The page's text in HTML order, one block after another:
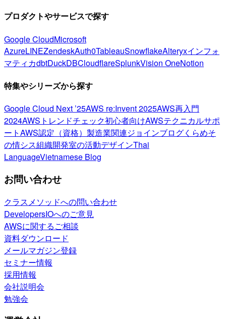
プロダクトやサービスで探す
Google CloudMicrosoft
AzureLINEZendeskAuth0TableauSnowflakeAlteryxインフォ
マティカdbtDuckDBCloudflareSplunkVision OneNotion
特集やシリーズから探す
Google Cloud Next ’25AWS re:Invent 2025AWS再入門
2024AWSトレンドチェック初心者向けAWSテクニカルサポ
ートAWS認定（資格） 製造業関連ジョインブログくらめそ
の情シス組織開発室の活動デザインThai
LanguageVietnamese Blog
お問い合わせ
クラスメソッドへの問い合わせ
DevelopersIOへのご意見
AWSに関するご相談
資料ダウンロード
メールマガジン登録
セミナー情報
採用情報
会社説明会
勉強会